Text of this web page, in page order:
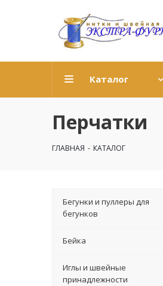
Каталог
Перчатки
ГЛАВНАЯ - КАТАЛОГ
Бегунки и пуллеры для
бегунков
Бейка
Иглы и швейные
принадлежности